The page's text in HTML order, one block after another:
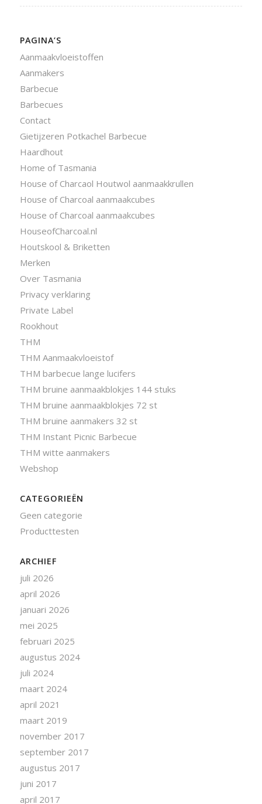
PAGINA’S
Aanmaakvloeistoffen
Aanmakers
Barbecue
Barbecues
Contact
Gietijzeren Potkachel Barbecue
Haardhout
Home of Tasmania
House of Charcaol Houtwol aanmaakkrullen
House of Charcoal aanmaakcubes
House of Charcoal aanmaakcubes
HouseofCharcoal.nl
Houtskool & Briketten
Merken
Over Tasmania
Privacy verklaring
Private Label
Rookhout
THM
THM Aanmaakvloeistof
THM barbecue lange lucifers
THM bruine aanmaakblokjes 144 stuks
THM bruine aanmaakblokjes 72 st
THM bruine aanmakers 32 st
THM Instant Picnic Barbecue
THM witte aanmakers
Webshop
CATEGORIEËN
Geen categorie
Producttesten
ARCHIEF
juli 2026
april 2026
januari 2026
mei 2025
februari 2025
augustus 2024
juli 2024
maart 2024
april 2021
maart 2019
november 2017
september 2017
augustus 2017
juni 2017
april 2017